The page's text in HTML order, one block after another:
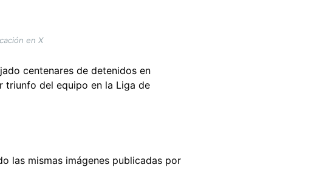
en X
centenares de detenidos en
triunfo del equipo en la Liga de
las mismas imágenes publicadas por